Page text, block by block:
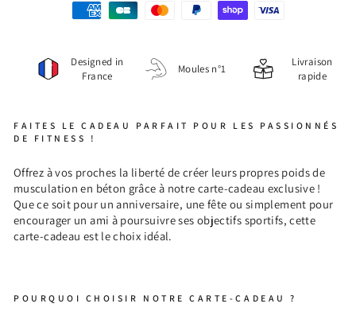
Designed in
France
Moules n°1
Livraison
rapide
FAITES LE CADEAU PARFAIT POUR LES PASSIONNÉS
DE FITNESS !
Offrez à vos proches la liberté de créer leurs propres poids de
musculation en béton grâce à notre carte-cadeau exclusive !
Que ce soit pour un anniversaire, une fête ou simplement pour
encourager un ami à poursuivre ses objectifs sportifs, cette
carte-cadeau est le choix idéal.
POURQUOI CHOISIR NOTRE CARTE-CADEAU ?